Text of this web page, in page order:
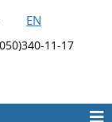
EN
11-17